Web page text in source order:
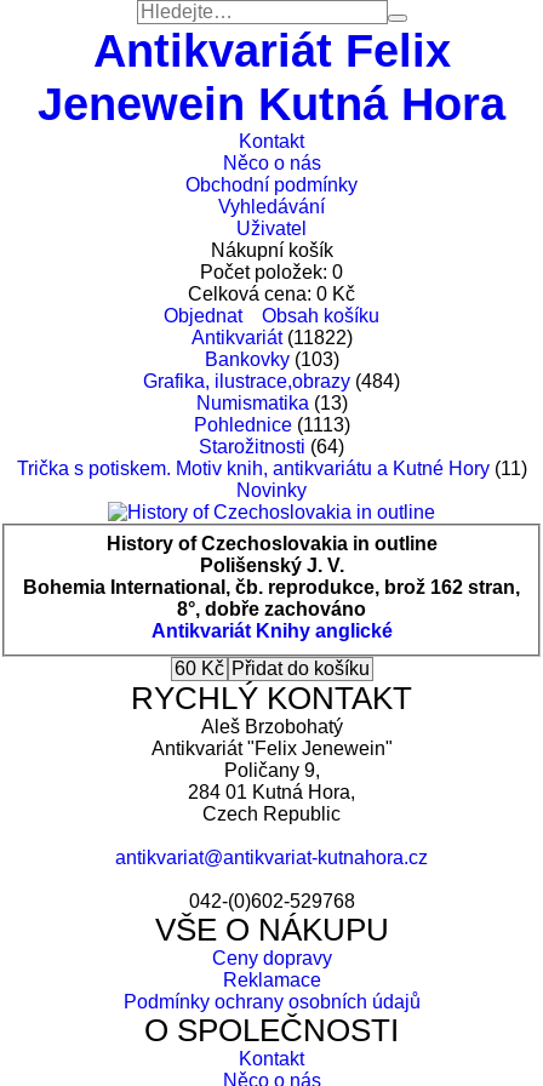
Antikvariát Felix
Jenewein Kutná Hora
Kontakt
Něco o nás
Obchodní podmínky
Vyhledávání
Uživatel
Nákupní košík
Počet položek: 0
Celková cena: 0 Kč
Objednat
Obsah košíku
Antikvariát(11822)
Bankovky(103)
Grafika, ilustrace,obrazy (484)
Numismatika (13)
Pohlednice(1113)
Starožitnosti (64)
Trička s potiskem. Motiv knih, antikvariátu a Kutné Hory(11)
Novinky
History of Czechoslovakia in outline
Polišenský J. V.
Bohemia International, čb. reprodukce, brož 162 stran,
8°, dobře zachováno
Antikvariát Knihy anglické
RYCHLÝ KONTAKT
Aleš Brzobohatý
Antikvariát "Felix Jenewein"
Poličany 9,
284 01 Kutná Hora,
Czech Republic
antikvariat@antikvariat-kutnahora.cz
042-(0)602-529768
VŠE O NÁKUPU
Ceny dopravy
Reklamace
Podmínky ochrany osobních údajů
O SPOLEČNOSTI
Kontakt
Něco o nás